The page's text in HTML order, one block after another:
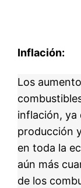
Inflación:
Los
inflación, ya
producción
en toda la
aún más
de los